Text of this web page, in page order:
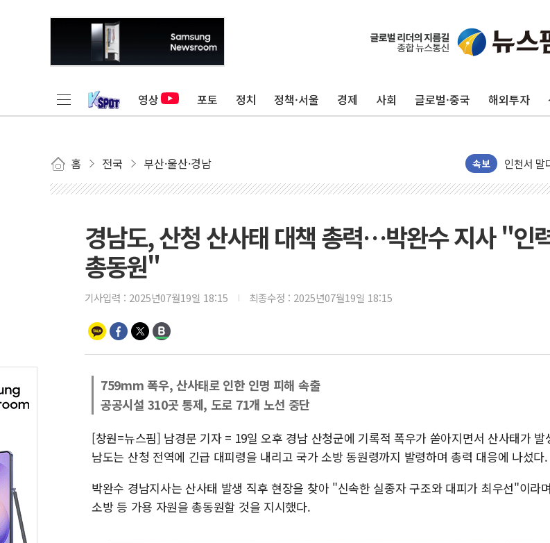
영상 포토 정치 정책·서울 경제 사회 글로벌·중국 해외투자
홈 전국 부산·울산·경남 속보
평택 진위
포항 블
[종합] 김
민주당 경
김민석,
[속보] 민
[속보] 민
[속보]
인천시
병무청,
여야, 황
경남도, 산청 산사태 대책 총력…박완수 지사 "인
총동원"
기사입력 : 2025년07월19일 18:15 최종수정 : 2025년07월19일 18:15
759mm 폭우, 산사태로 인한 인명 피해 속출
공공시설 310곳 통제, 도로 71개 노선 중단
[창원=뉴스핌] 남경문 기자 = 19일 오후 경남 산청군에 기록적 폭우가 쏟아지면서 산사태가 발
남도는 산청 전역에 긴급 대피령을 내리고 국가 소방 동원령까지 발령하며 총력 대응에 나섰다.
박완수 경남지사는 산사태 발생 직후 현장을 찾아 "신속한 실종자 구조와 대피가 최우선"이라
소방 등 가용 자원을 총동원할 것을 지시했다.